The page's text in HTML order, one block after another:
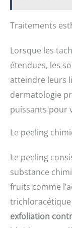
Traitements
Lorsque les
étendues, les
atteindre leurs
dermatologie
puissants pour
Le peeling
Le peeling
substance
fruits comme
trichloracétique
exfoliation